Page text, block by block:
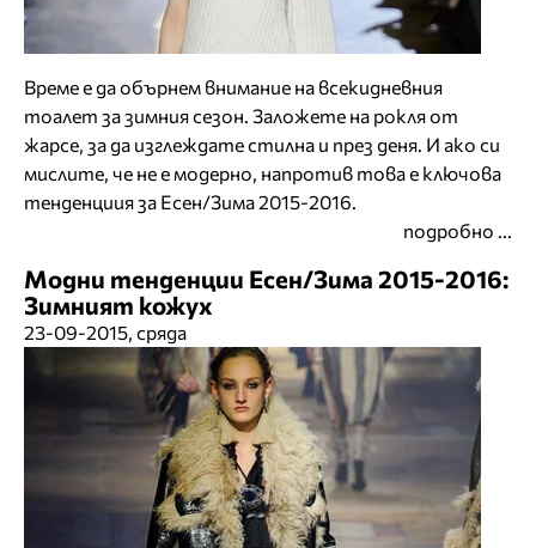
Време е да обърнем внимание на всекидневния
тоалет за зимния сезон. Заложете на рокля от
жарсе, за да изглеждате стилна и през деня. И ако си
мислите, че не е модерно, напротив това е ключова
тенденциия за Есен/Зима 2015-2016.
подробно ...
Модни тенденции Есен/Зима 2015-2016:
Зимният кожух
23-09-2015, сряда